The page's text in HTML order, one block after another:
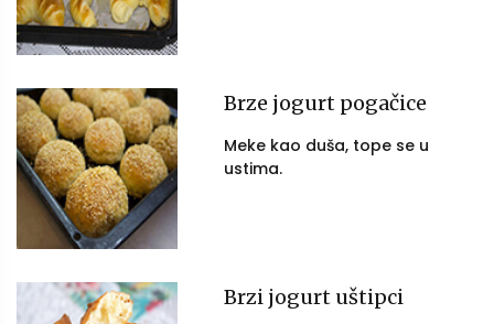
Brze jogurt pogačice
Meke kao duša, tope se u
ustima.
Brzi jogurt uštipci